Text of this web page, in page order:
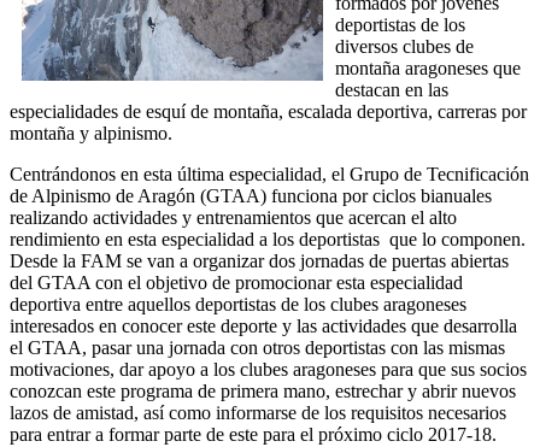
deportistas de los
diversos clubes de
montaña aragoneses que
destacan en las
especialidades de esquí de montaña, escalada deportiva, carreras por
montaña y alpinismo.
Centrándonos en esta última especialidad, el Grupo de Tecnificación
de Alpinismo de Aragón (GTAA) funciona por ciclos bianuales
realizando actividades y entrenamientos que acercan el alto
rendimiento en esta especialidad a los deportistas que lo componen.
Desde la FAM se van a organizar dos jornadas de puertas abiertas
del GTAA con el objetivo de promocionar esta especialidad
deportiva entre aquellos deportistas de los clubes aragoneses
interesados en conocer este deporte y las actividades que desarrolla
el GTAA, pasar una jornada con otros deportistas con las mismas
motivaciones, dar apoyo a los clubes aragoneses para que sus socios
conozcan este programa de primera mano, estrechar y abrir nuevos
lazos de amistad, así como informarse de los requisitos necesarios
para entrar a formar parte de este para el próximo ciclo 2017-18.